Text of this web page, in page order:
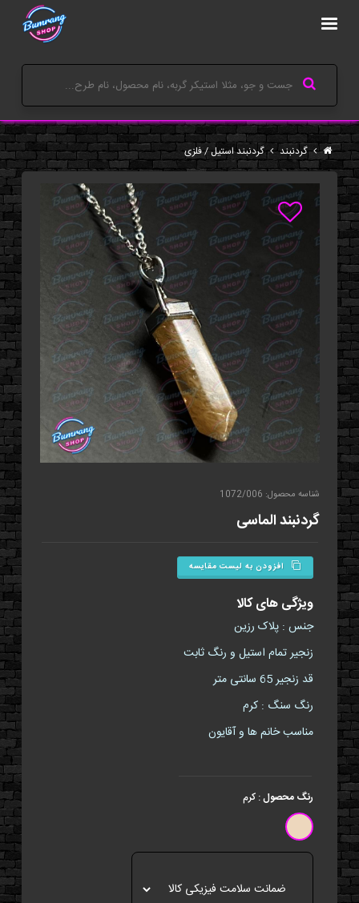
گردنبند گردنبند استیل / فلزی
شناسه محصول: 1072/006
گردنبند الماسی
افزودن به لیست مقایسه
ویژگی های کالا
جنس : پلاک رزین
زنجیر تمام استیل و رنگ ثابت
قد زنجیر 65 سانتی متر
رنگ سنگ : کرم
مناسب خانم ها و آقایون
رنگ محصول: کرم